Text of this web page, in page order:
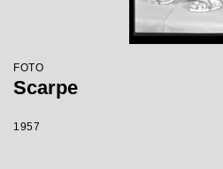
FOTO
Scarpe
1957